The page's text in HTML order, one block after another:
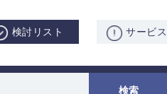
検討リスト サービ